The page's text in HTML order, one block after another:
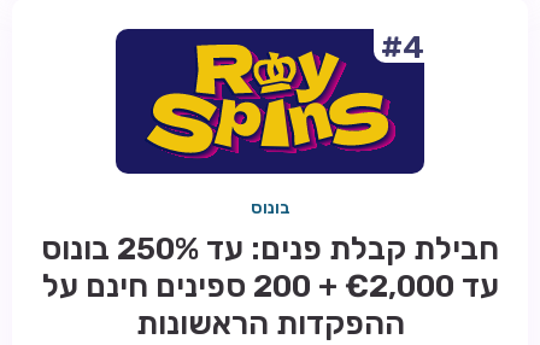
#4
בונוס
חבילת קבלת פנים: עד 250% בונוס
עד €2,000 + 200 ספינים חינם על
ההפקדות הראשונות